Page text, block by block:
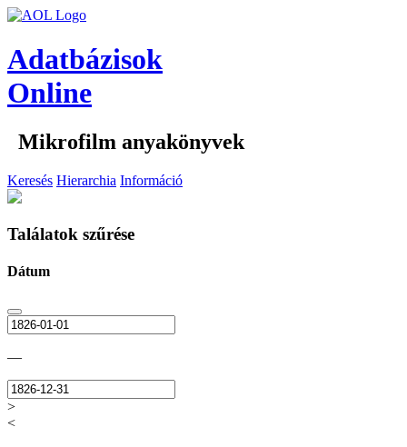
Adatbázisok
Online
Mikrofilm anyakönyvek
Keresés Hierarchia Információ
Találatok szűrése
Dátum
—
>
<